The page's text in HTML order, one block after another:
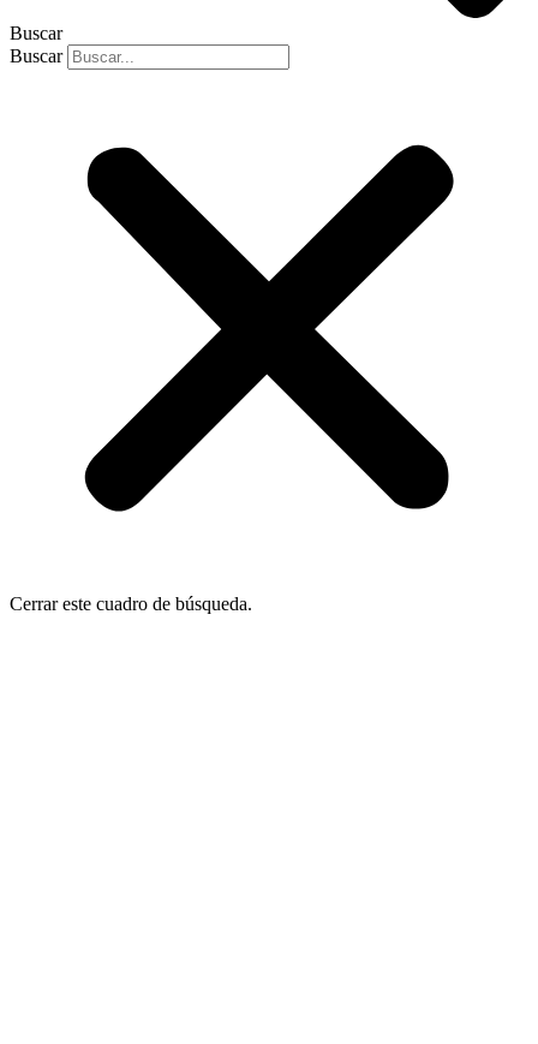
Buscar
Buscar
Cerrar este cuadro de búsqueda.